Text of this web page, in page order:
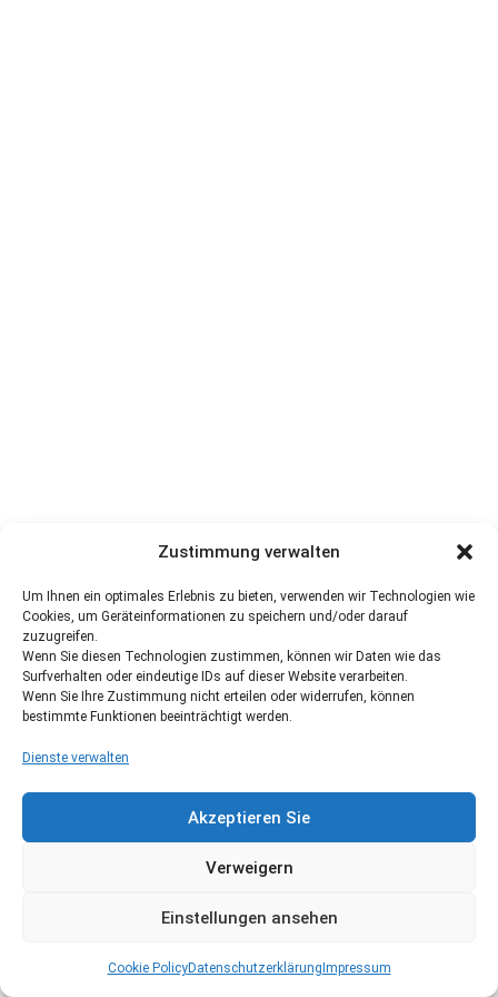
Zustimmung verwalten
Um Ihnen ein optimales Erlebnis zu bieten, verwenden wir Technologien wie
Cookies, um Geräteinformationen zu speichern und/oder darauf
zuzugreifen.
Wenn Sie diesen Technologien zustimmen, können wir Daten wie das
Surfverhalten oder eindeutige IDs auf dieser Website verarbeiten.
Wenn Sie Ihre Zustimmung nicht erteilen oder widerrufen, können
bestimmte Funktionen beeinträchtigt werden.
Dienste verwalten
Akzeptieren Sie
Verweigern
Einstellungen ansehen
Cookie PolicyDatenschutzerklärung Impressum